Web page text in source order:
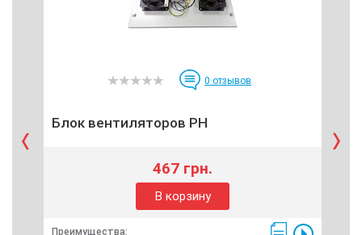
0 отзывов
Блок вентиляторов РН
467 грн.
В корзину
Преимущества: